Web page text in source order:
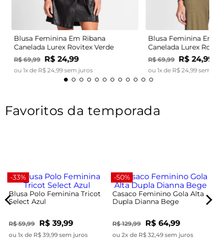
Blusa Feminina Em Ribana
Canelada Lurex Rovitex Verde
R$ 69,99 R$ 24,99
ou 1x de R$ 24,99sem juros
Blusa Feminina Em
Canelada Lurex
R$ 69,99 R$ 24,99
ou 1x de R$ 24,99sem
Favoritos da temporada
-33%
Blusa Polo Feminina Tricot
Select Azul
R$ 59,99 R$ 39,99
ou 1x de R$ 39,99 sem juros
-50%
Casaco Feminino Gola Alta
Dupla Dianna Bege
R$ 129,99 R$ 64,99
ou 2x de R$ 32,49 sem juros